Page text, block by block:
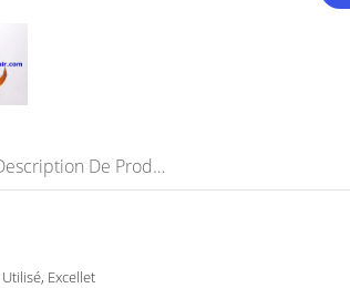
Description De Produit
Utilisé, Excellet